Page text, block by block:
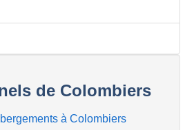
de Colombiers
à Colombiers